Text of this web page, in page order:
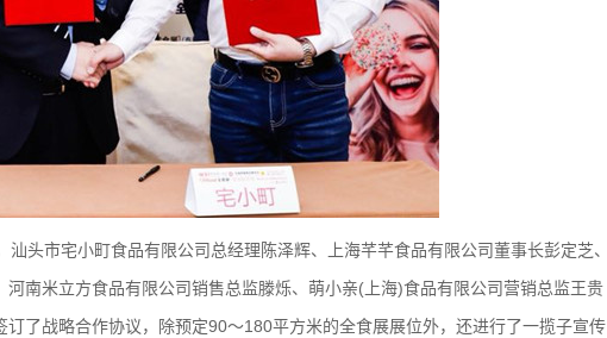
头市宅小町食品有限公司总经理陈泽辉、上海芊芊食品有限公司董事长彭定芝、
南米立方食品有限公司销售总监滕烁、萌小亲(上海)食品有限公司营销总监王贵
了战略合作协议，除预定90～180平方米的全食展展位外，还进行了一揽子宣传